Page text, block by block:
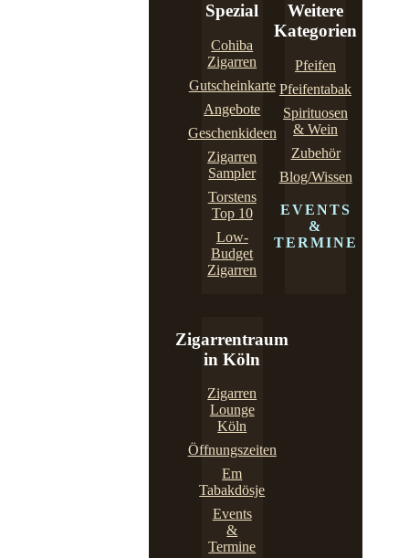
Spezial
Cohiba
Zigarren
Gutscheinkarte
Angebote
Geschenkideen
Zigarren
Sampler
Torstens
Top 10
Low-
Budget
Zigarren
Weitere
Kategorien
Pfeifen
Pfeifentabak
Spirituosen
& Wein
Zubehör
Blog/Wissen
EVENTS
&
TERMINE
Zigarrentraum
in Köln
Zigarren
Lounge
Köln
Öffnungszeiten
Em
Tabakdösje
Events
&
Termine